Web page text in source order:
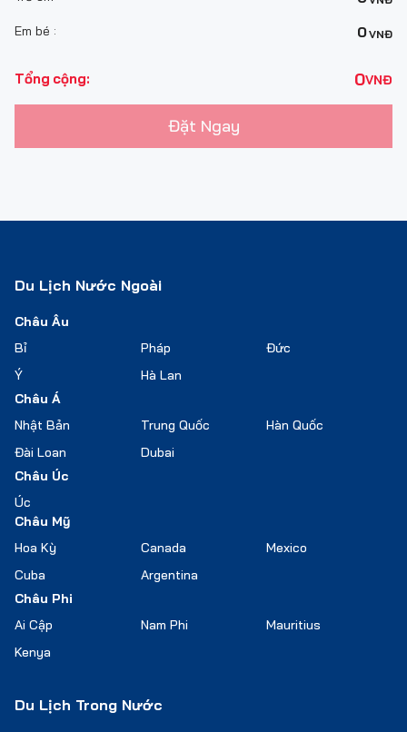
Em bé : 0VNĐ
Tổng cộng: 0VNĐ
Đặt Ngay
Du Lịch Nước Ngoài
Châu Âu
Bỉ
Pháp
Đức
Ý
Hà Lan
Châu Á
Nhật Bản
Trung Quốc
Hàn Quốc
Đài Loan
Dubai
Châu Úc
Úc
Châu Mỹ
Hoa Kỳ
Canada
Mexico
Cuba
Argentina
Châu Phi
Ai Cập
Nam Phi
Mauritius
Kenya
Du Lịch Trong Nước